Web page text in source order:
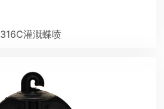
316C灌溉蝶喷